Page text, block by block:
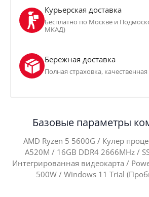
Курьерская доставка
Бесплатно по Москве и
МКАД)
Бережная доставка
Полная страховка,
Базовые параметры
AMD Ryzen 5 5600G / Кулер
A520M / 16GB DDR4 2666MHz /
Интегрированная видеокарта /
500W / Windows 11 Trial